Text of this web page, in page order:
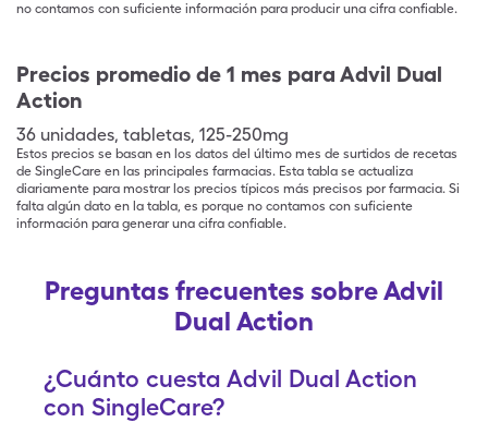
no contamos con suficiente información para producir una cifra confiable.
Precios promedio de 1 mes para Advil Dual
Action
36 unidades, tabletas, 125-250mg
Estos precios se basan en los datos del último mes de surtidos de recetas
de SingleCare en las principales farmacias. Esta tabla se actualiza
diariamente para mostrar los precios típicos más precisos por farmacia. Si
falta algún dato en la tabla, es porque no contamos con suficiente
información para generar una cifra confiable.
Preguntas frecuentes sobre Advil
Dual Action
¿Cuánto cuesta Advil Dual Action
con SingleCare?